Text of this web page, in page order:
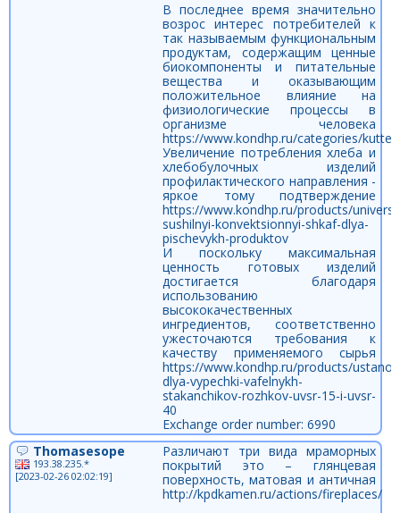
В последнее время значительно
возрос интерес потребителей к
так называемым функциональным
продуктам, содержащим ценные
биокомпоненты и питательные
вещества и оказывающим
положительное влияние на
физиологические процессы в
организме человека
https://www.kondhp.ru/categories/
Увеличение потребления хлеба и
хлебобулочных изделий
профилактического направления -
яркое тому подтверждение
https://www.kondhp.ru/products/
sushilnyi-konvektsionnyi-shkaf-dlya-
pischevykh-produktov
И поскольку максимальная
ценность готовых изделий
достигается благодаря
использованию
высококачественных
ингредиентов, соответственно
ужесточаются требования к
качеству применяемого сырья
https://www.kondhp.ru/products/
dlya-vypechki-vafelnykh-
stakanchikov-rozhkov-uvsr-15-i-uvsr-
40
Exchange order number: 6990
Thomasesope
193.38.235.*
[2023-02-26 02:02:19]
Различают три вида мраморных
покрытий это – глянцевая
поверхность, матовая и античная
http://kpdkamen.ru/actions/fireplaces/